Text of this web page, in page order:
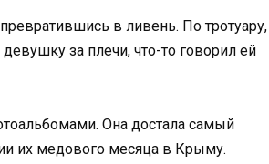
в ливень. По тротуару,
за плечи, что-то говорил ей
Она достала самый
их медового месяца в Крыму.